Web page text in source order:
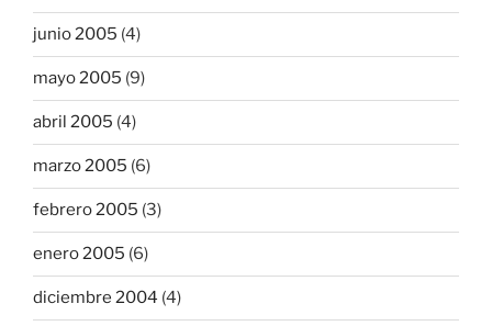
junio 2005 (4)
mayo 2005 (9)
abril 2005 (4)
marzo 2005 (6)
febrero 2005 (3)
enero 2005 (6)
diciembre 2004 (4)